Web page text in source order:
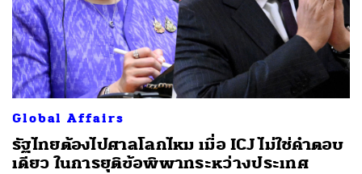
Global Affairs
รัฐไทยต้องไปศาลโลกไหม เมื่อ ICJ ไม่ใช่คำตอบ
เดียว ในการยุติข้อพิพาทระหว่างประเทศ
ค้นหา
SHARE TWEET LINE EMAIL